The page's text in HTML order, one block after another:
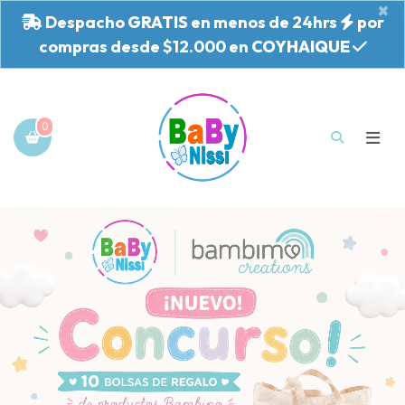
DespachoGRATISen menos de 24hrs
por
compras desde $12.000 en COYHAIQUE
×
0